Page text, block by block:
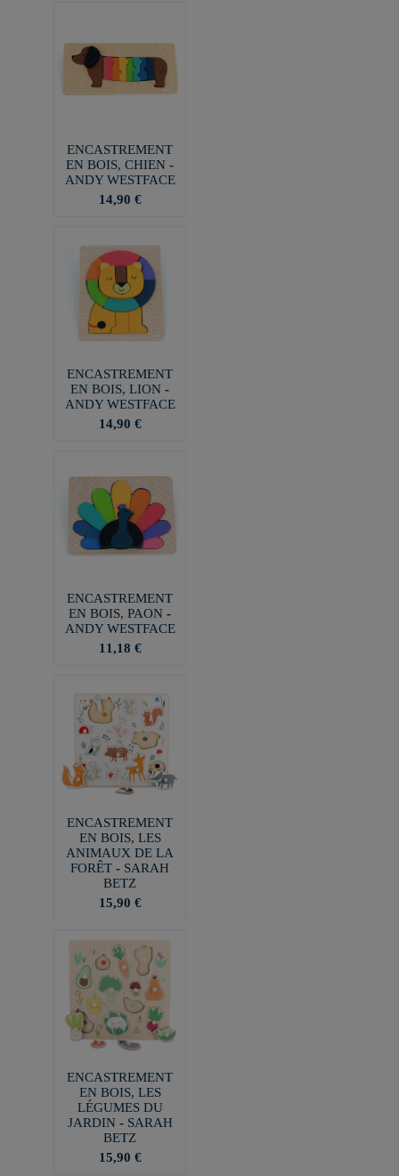
ENCASTREMENT
EN BOIS, CHIEN -
ANDY WESTFACE
14,90 €
ENCASTREMENT
EN BOIS, LION -
ANDY WESTFACE
14,90 €
ENCASTREMENT
EN BOIS, PAON -
ANDY WESTFACE
11,18 €
ENCASTREMENT
EN BOIS, LES
ANIMAUX DE LA
FORÊT - SARAH
BETZ
15,90 €
ENCASTREMENT
EN BOIS, LES
LÉGUMES DU
JARDIN - SARAH
BETZ
15,90 €